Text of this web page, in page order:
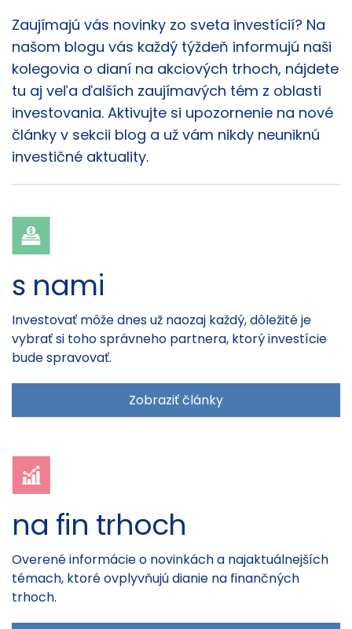
Články
Zaujímajú vás novinky zo sveta investícií? Na
našom blogu vás každý týždeň informujú naši
kolegovia o dianí na akciových trhoch, nájdete
tu aj veľa ďalších zaujímavých tém z oblasti
investovania. Aktivujte si upozornenie na nové
články v sekcii blog a už vám nikdy neuniknú
investičné aktuality.
s nami
Investovať môže dnes už naozaj každý, dôležité je
vybrať si toho správneho partnera, ktorý investície
bude spravovať.
Zobraziť články
na fin trhoch
Overené informácie o novinkách a najaktuálnejších
témach, ktoré ovplyvňujú dianie na finančných
trhoch.